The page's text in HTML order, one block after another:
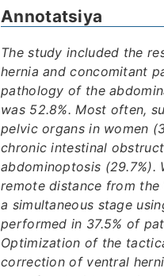
Annotatsiya
The study included the
hernia and concomitant
pathology of the
was 52.8%. Most often,
pelvic organs in women
chronic intestinal
abdominoptosis (29.7%).
remote distance from
a simultaneous stage
performed in 37.5% of
Optimization of the
correction of ventral